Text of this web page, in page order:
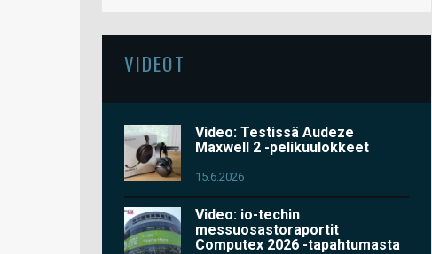
VIDEOT
Video: Testissä Audeze
Maxwell 2 -pelikuulokkeet
15.6.2026
Video: io-techin
messuosastoraportit
Computex 2026 -tapahtumasta